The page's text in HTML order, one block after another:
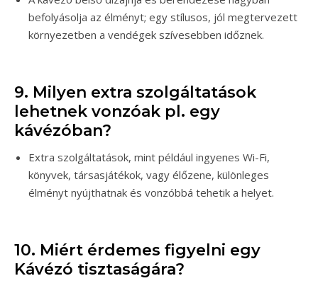
befolyásolja az élményt; egy stílusos, jól megtervezett
környezetben a vendégek szívesebben időznek.
9. Milyen extra szolgáltatások
lehetnek vonzóak pl. egy
kávézóban?
Extra szolgáltatások, mint például ingyenes Wi-Fi,
könyvek, társasjátékok, vagy élőzene, különleges
élményt nyújthatnak és vonzóbbá tehetik a helyet.
10. Miért érdemes figyelni egy
Kávézó tisztaságára?